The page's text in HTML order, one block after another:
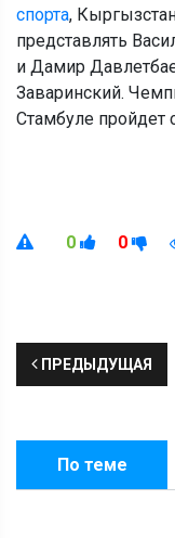
спорта,
представлять
и Дамир
Заваринский.
Стамбуле пройдет
0 0
ПРЕДЫДУЩАЯ
По теме